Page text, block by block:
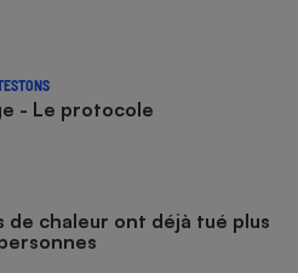
- Le protocole
de chaleur ont déjà tué plus